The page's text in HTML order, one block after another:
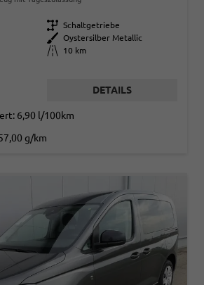
Getriebe Schaltgetriebe
Außenfarbe
Oystersilber Metallic
Kilometerstand
10 km
DETAILS
6,90 l/100km
g/km